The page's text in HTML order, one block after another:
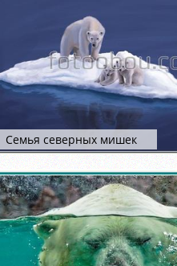
Семья северных мишек